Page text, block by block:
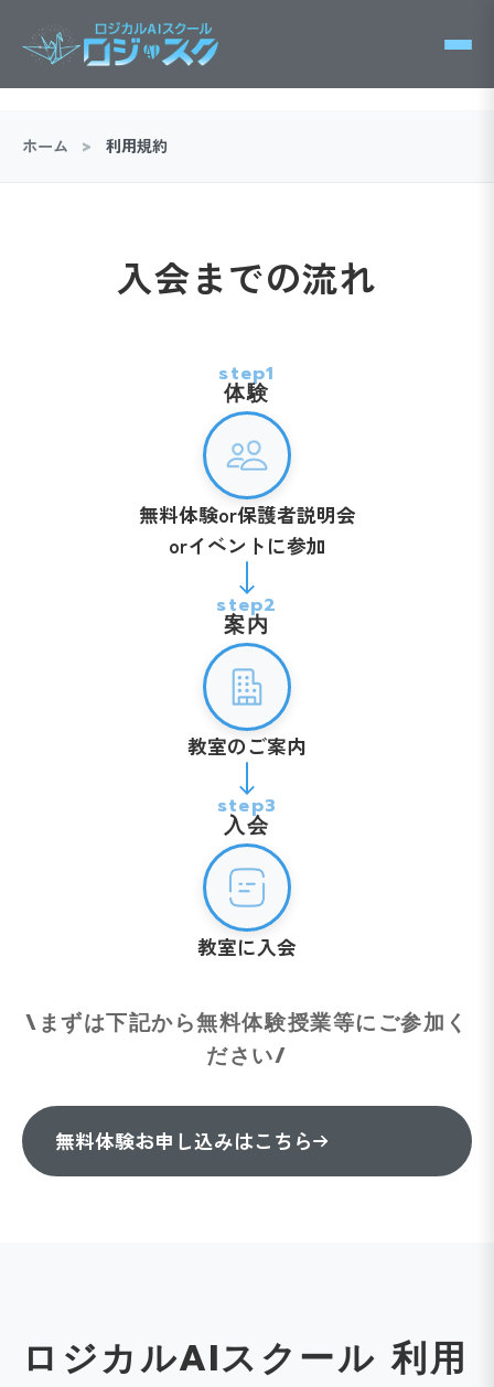
ホーム > 利用規約
入会までの流れ
step1
体験
無料体験or保護者説明会
orイベントに参加
step2
案内
教室のご案内
step3
入会
教室に入会
\まずは下記から無料体験授業等にご参加く
ださい/
無料体験お申し込みはこちら
ロジカルAIスクール 利用